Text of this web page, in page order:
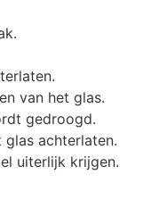
van het glas.
gedroogd.
glas achterlaten.
uiterlijk krijgen.